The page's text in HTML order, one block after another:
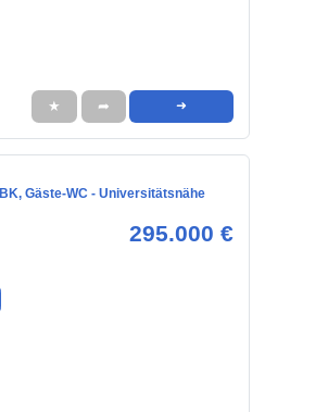
★ ➦ ➜
Gäste-WC - Universitätsnähe
295.000 €